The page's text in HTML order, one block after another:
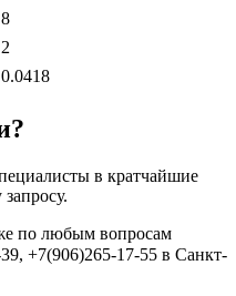
8
2
0.0418
в кратчайшие
по любым вопросам
+7(906)265-17-55 в Санкт-